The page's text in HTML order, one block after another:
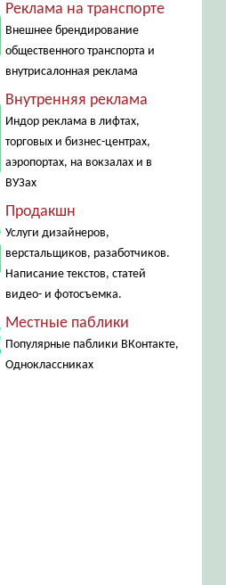
Реклама на транспорте
Внешнее брендирование
общественного транспорта и
внутрисалонная реклама
Внутренняя реклама
Индор реклама в лифтах,
торговых и бизнес-центрах,
аэропортах, на вокзалах и в
ВУЗах
Продакшн
Услуги дизайнеров,
верстальщиков, разаботчиков.
Написание текстов, статей
видео- и фотосъемка.
Местные паблики
Популярные паблики ВКонтакте,
Одноклассниках